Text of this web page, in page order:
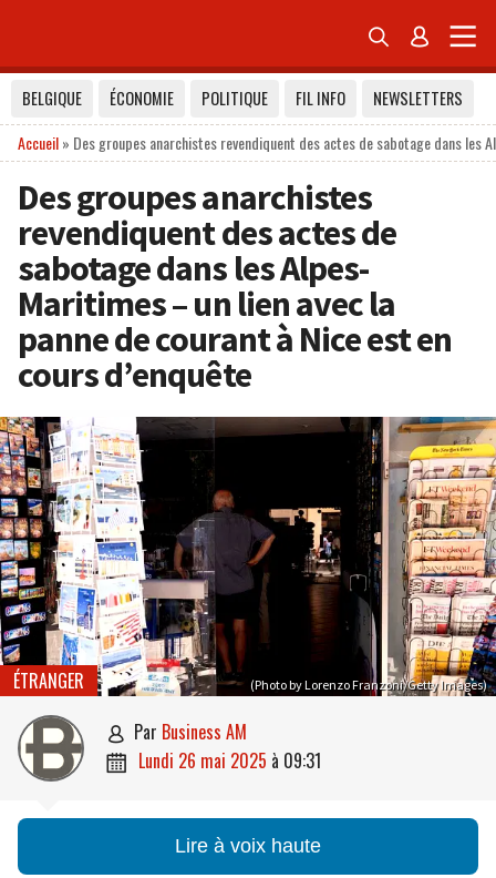
 
BELGIQUE ÉCONOMIE POLITIQUE FIL INFO
NEWSLETTERS
Accueil» Des groupes anarchistes revendiquent des actes de sabotage dans les
Des groupes anarchistes
revendiquent des actes de
sabotage dans les Alpes-
Maritimes – un lien avec la
panne de courant à Nice est en
cours d’enquête
(Photo by Lorenzo Franzoni/Getty Images)
ÉTRANGER
 par Business AM
 lundi 26 mai 2025 à 09:31
Lire à voix haute